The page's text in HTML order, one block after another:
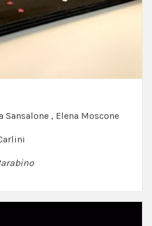
Sansalone , Elena Moscone